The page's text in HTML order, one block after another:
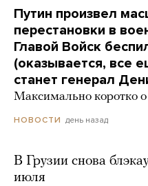
Путин произвел
перестановки в
Главой Войск
(оказывается, все
станет генерал
Максимально коротко
НОВОСТИ день назад
В Грузии снова
июля